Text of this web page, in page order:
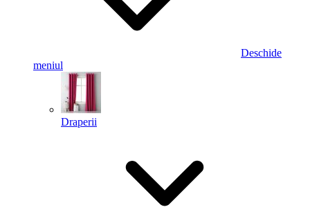
Deschide
meniul
Draperii